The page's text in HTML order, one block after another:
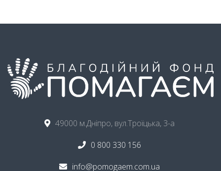
49000 м.Дніпро, вул.Троїцька, 3-а
0 800 330 156
info@pomogaem.com.ua